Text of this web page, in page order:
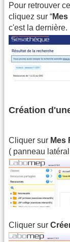
Pour retrouver
cliquez sur “
c'est la dernière.
Création
Cliquer sur Mes
( panneau
Cliquer sur